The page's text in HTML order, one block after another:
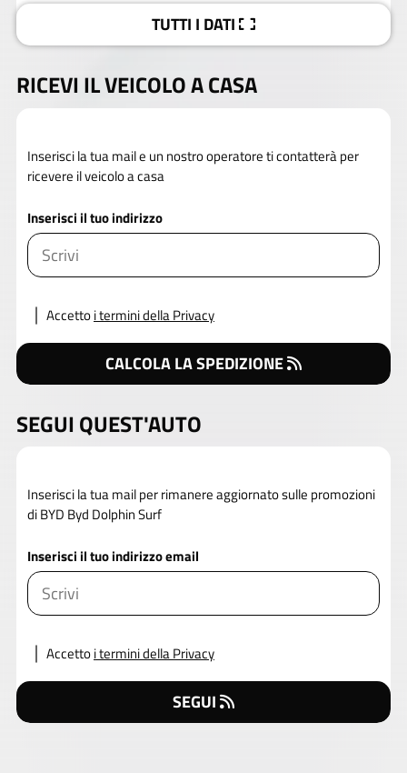
TUTTI I DATI
RICEVI IL VEICOLO A CASA
Inserisci la tua mail e un nostro operatore ti contatterà per
ricevere il veicolo a casa
Inserisci il tuo indirizzo
Accettoi termini della Privacy
CALCOLA LA SPEDIZIONE
SEGUI QUEST'AUTO
Inserisci la tua mail per rimanere aggiornato sulle promozioni
di BYD Byd Dolphin Surf
Inserisci il tuo indirizzo email
Accettoi termini della Privacy
SEGUI